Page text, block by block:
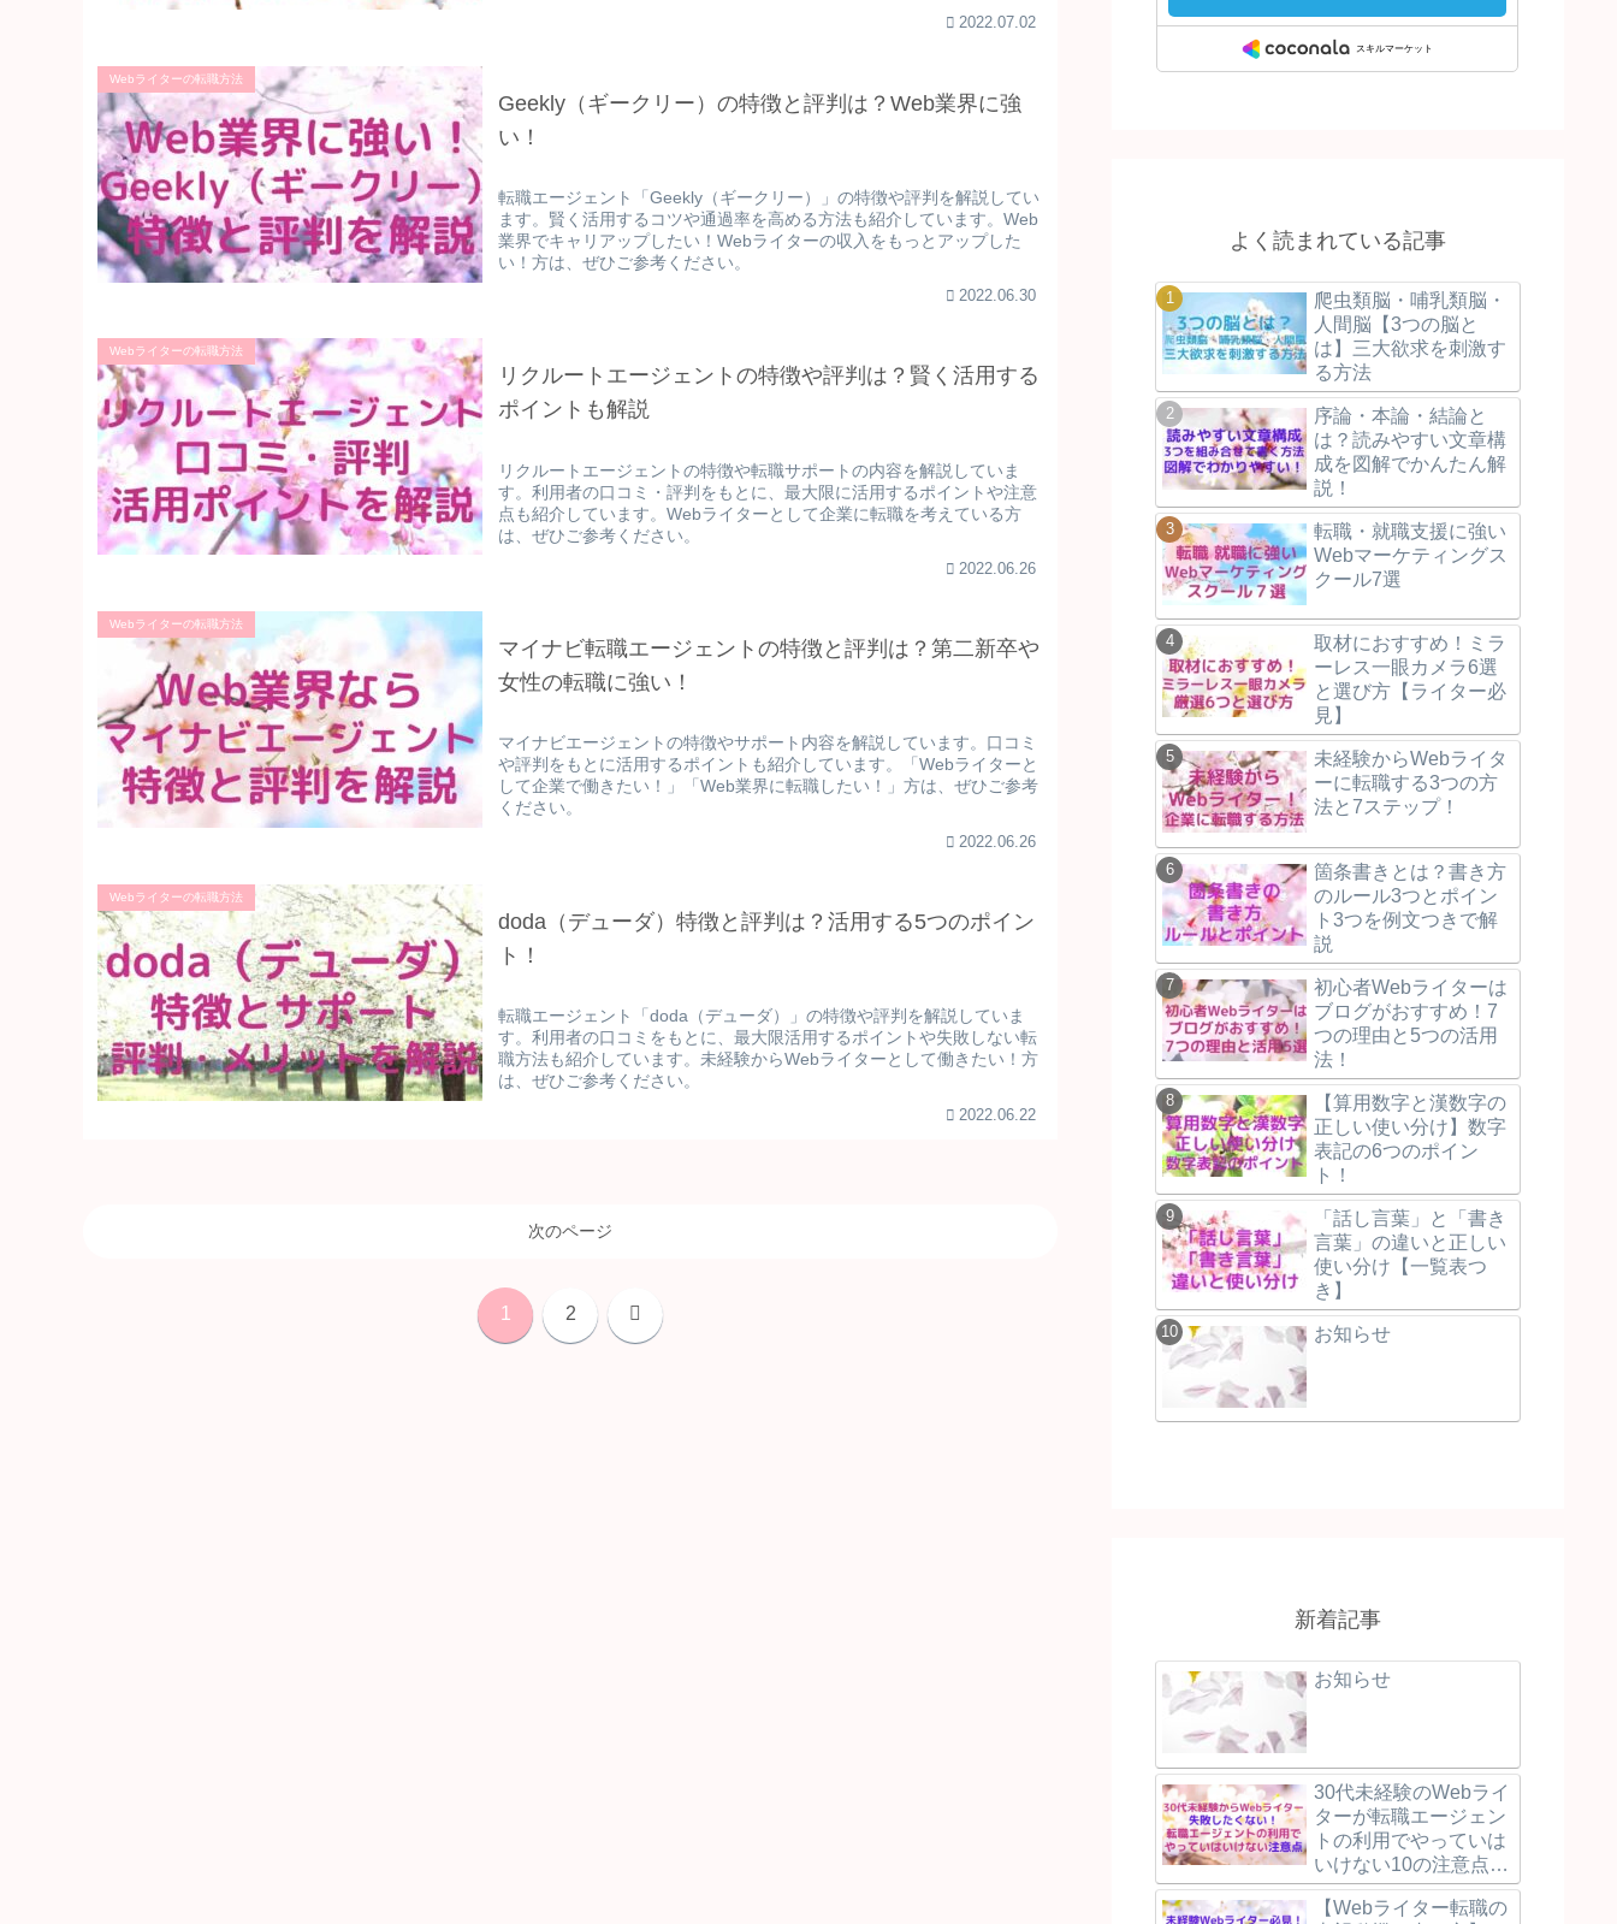
2022.07.02
Webライターの転職方法
Geekly（ギークリー）の特徴と評判は？Web業界に強
い！
転職エージェント「Geekly（ギークリー）」の特徴や評判を解説してい
ます。賢く活用するコツや通過率を高める方法も紹介しています。Web
業界でキャリアップしたい！Webライターの収入をもっとアップした
い！方は、ぜひご参考ください。
2022.06.30
Webライターの転職方法
リクルートエージェントの特徴や評判は？賢く活用する
ポイントも解説
リクルートエージェントの特徴や転職サポートの内容を解説していま
す。利用者の口コミ・評判をもとに、最大限に活用するポイントや注意
点も紹介しています。Webライターとして企業に転職を考えている方
は、ぜひご参考ください。
2022.06.26
Webライターの転職方法
マイナビ転職エージェントの特徴と評判は？第二新卒や
女性の転職に強い！
マイナビエージェントの特徴やサポート内容を解説しています。口コミ
や評判をもとに活用するポイントも紹介しています。「Webライターと
して企業で働きたい！」「Web業界に転職したい！」方は、ぜひご参考
ください。
2022.06.26
Webライターの転職方法
doda（デューダ）特徴と評判は？活用する5つのポイン
ト！
転職エージェント「doda（デューダ）」の特徴や評判を解説していま
す。利用者の口コミをもとに、最大限活用するポイントや失敗しない転
職方法も紹介しています。未経験からWebライターとして働きたい！方
は、ぜひご参考ください。
2022.06.22
次のページ
1 2 次
よく読まれている記事
爬虫類脳・哺乳類脳・
人間脳【3つの脳と
は】三大欲求を刺激す
る方法
序論・本論・結論と
は？読みやすい文章構
成を図解でかんたん解
説！
転職・就職支援に強い
Webマーケティングス
クール7選
取材におすすめ！ミラ
ーレス一眼カメラ6選
と選び方【ライター必
見】
未経験からWebライタ
ーに転職する3つの方
法と7ステップ！
箇条書きとは？書き方
のルール3つとポイン
ト3つを例文つきで解
説
初心者Webライターは
ブログがおすすめ！7
つの理由と5つの活用
法！
【算用数字と漢数字の
正しい使い分け】数字
表記の6つのポイン
ト！
「話し言葉」と「書き
言葉」の違いと正しい
使い分け【一覧表つ
き】
お知らせ
新着記事
お知らせ
30代未経験のWebライ
ターが転職エージェン
トの利用でやっていは
いけない10の注意点と
失敗しないために押え
るべき3つのポイント
【Webライター転職の